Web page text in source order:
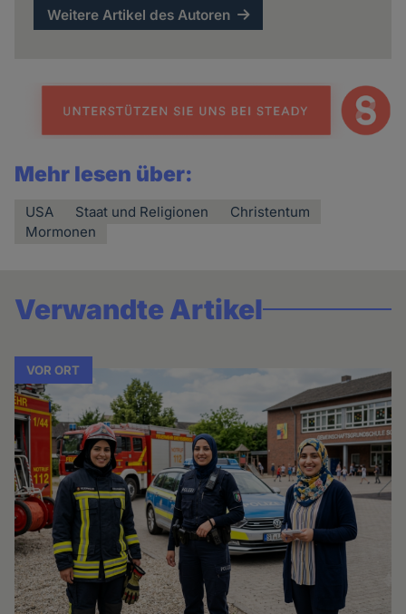
Weitere Artikel des Autoren
Mehr lesen über:
USA Staat und Religionen
Christentum
Mormonen
Verwandte Artikel
VOR ORT